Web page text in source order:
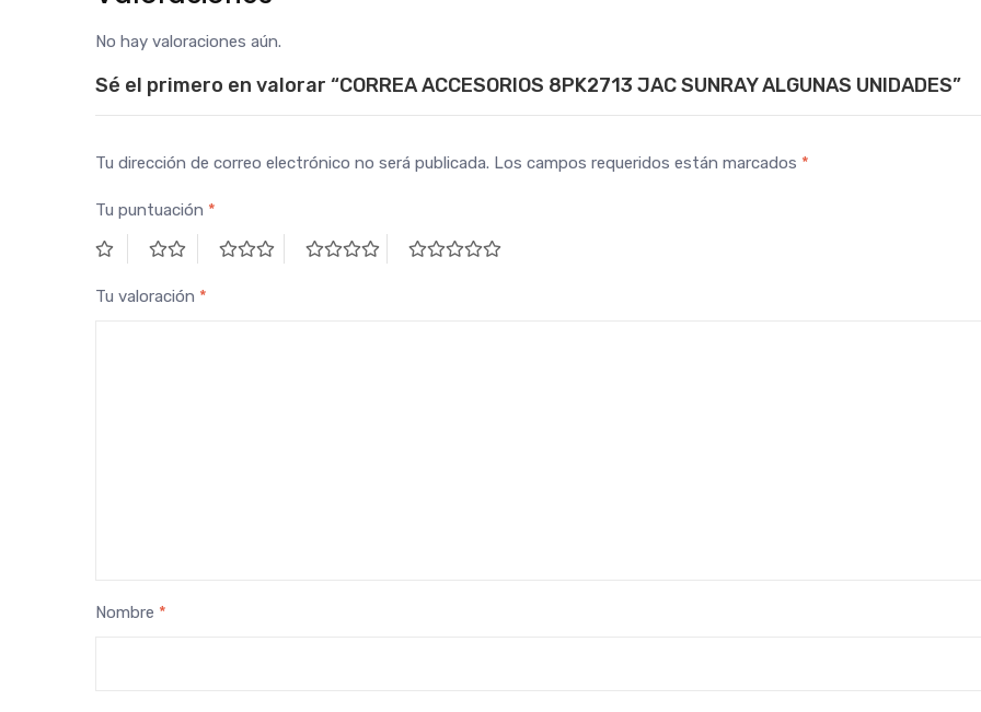
No hay valoraciones aún.
Sé el primero en valorar “CORREA ACCESORIOS 8PK2713 JAC SUNRAY ALGUNAS UNIDADES”
Tu dirección de correo electrónico no será publicada. Los campos requeridos están marcados *
Tu puntuación *
Tu valoración *
Nombre *